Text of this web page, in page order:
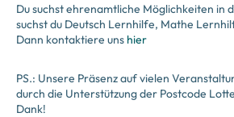
Du suchst ehrenamtliche Möglichkeiten in
suchst du Deutsch Lernhilfe, Mathe
Dann kontaktiere uns hier
PS.: Unsere Präsenz auf vielen
durch die Unterstützung der Postcode
Dank!